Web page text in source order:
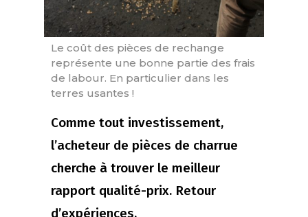
Le coût des pièces de rechange
représente une bonne partie des frais
de labour. En particulier dans les
terres usantes !
Comme tout investissement,
l’acheteur de pièces de charrue
cherche à trouver le meilleur
rapport qualité-prix. Retour
d’expériences.